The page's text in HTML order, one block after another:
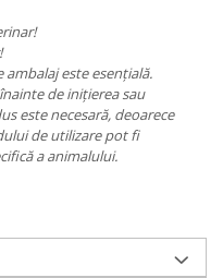
este esențială.
de inițierea sau
este necesară, deoarece
de utilizare pot fi
a animalului.